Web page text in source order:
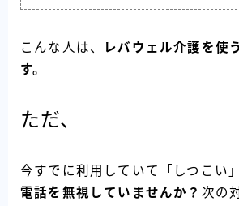
こんな人は、
レバウェル介護を使
す。
ただ、
今すでに利用していて「しつこい
電話を無視していませんか？ 次の